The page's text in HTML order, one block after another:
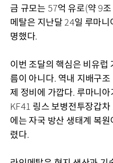
금 규모는 57억 유로(약 9조
메탈은 지난달 24일 루마니
명했다.
이번 조달의 핵심은 비유럽
름이 아니다. 역내 지배구
제 정비에 가깝다. 루마니아
KF41 링스 보병전투장갑차
에는 자국 방산 생태계 복
렸다.